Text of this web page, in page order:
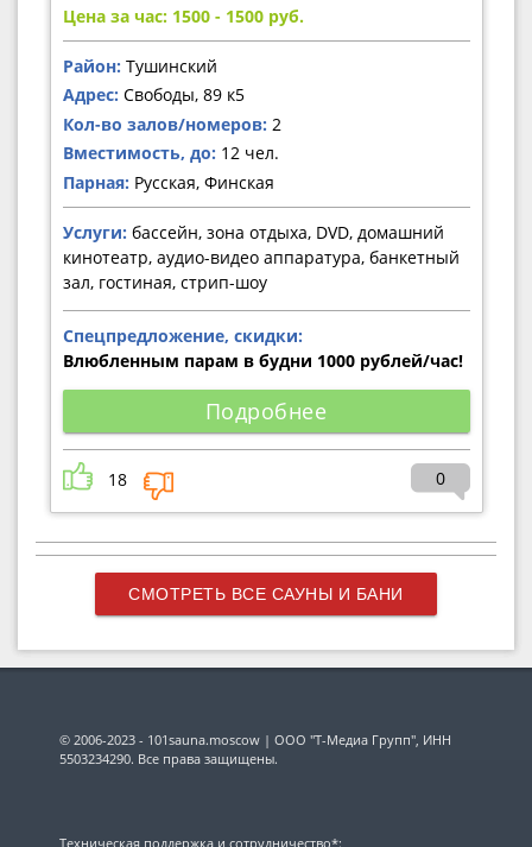
Цена за час: 1500 - 1500 руб.
Район: Тушинский
Адрес: Свободы, 89 к5
Кол-во залов/номеров: 2
Вместимость, до: 12 чел.
Парная: Русская, Финская
Услуги: бассейн, зона отдыха, DVD, домашний
кинотеатр, аудио-видео аппаратура, банкетный
зал, гостиная, стрип-шоу
Спецпредложение, скидки:
Влюбленным парам в будни 1000 рублей/час!
Подробнее
18 0
СМОТРЕТЬ ВСЕ САУНЫ И БАНИ
© 2006-2023 - 101sauna.moscow | ООО "Т-Медиа Групп", ИНН
5503234290. Все права защищены.
Техническая поддержка и сотрудничество*: